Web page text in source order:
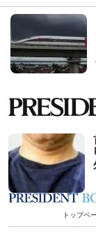
トップペ